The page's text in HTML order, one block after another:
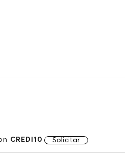
CREDI10 Solicitar